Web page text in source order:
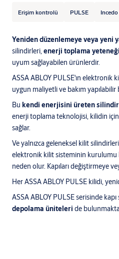
Erişim kontrolü PULSE Incedo
Yeniden düzenlemeye veya yeni
silindirleri,enerji toplama yeteneği
uyum sağlayabilen ürünlerdir.
ASSA ABLOY PULSE'ın elektronik
uygun maliyetli ve bakım
Bu kendi enerjisini üreten
enerji toplama teknolojisi, kilidin
sağlar.
Ve yalnızca geleneksel kilit
elektronik kilit sisteminin kurulumu
neden olur. Kapıları değiştirmeye
Her ASSA ABLOY PULSE kilidi,
ASSA ABLOY PULSE serisinde
depolama üniteleri de